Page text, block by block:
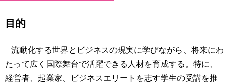
案
部・
学
院
在
生
の
方
目的
流動化する世界とビジネスの現実に学びながら、将来にわ
たって広く国際舞台で活躍できる人材を育成する。特に、
経営者、起業家、ビジネスエリートを志す学生の受講を推